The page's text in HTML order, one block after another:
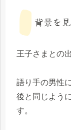
背景を
王子さまとの
語り手の男性
後と同じよう
す。